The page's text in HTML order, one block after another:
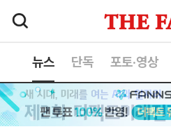
뉴스 단독 포토·영상